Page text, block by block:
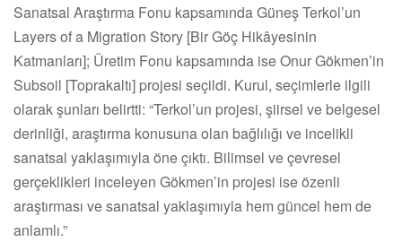
Sanatsal Araştırma Fonu kapsamında Güneş Terkol’un
Layers of a Migration Story [Bir Göç Hikâyesinin
Katmanları]; Üretim Fonu kapsamında ise Onur Gökmen’in
Subsoil [Toprakaltı] projesi seçildi. Kurul, seçimlerle ilgili
olarak şunları belirtti: “Terkol’un projesi, şiirsel ve belgesel
derinliği, araştırma konusuna olan bağlılığı ve incelikli
sanatsal yaklaşımıyla öne çıktı. Bilimsel ve çevresel
gerçeklikleri inceleyen Gökmen’in projesi ise özenli
araştırması ve sanatsal yaklaşımıyla hem güncel hem de
anlamlı.”